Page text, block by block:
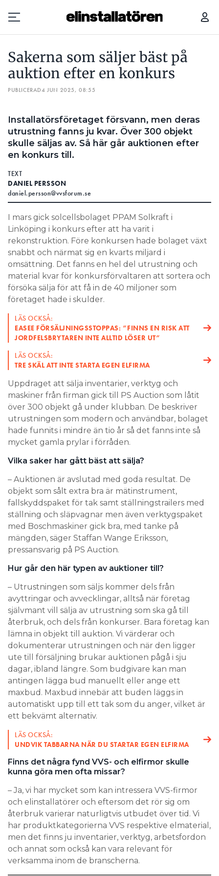
Prenumerera
Hantera prenumeration
Lediga jobb
Annonsera
Läs E-tidningen
Om tidningen
Kontakt
Personuppgifter
Search for:
SEARCH
Sakerna som säljer bäst på
auktion efter en konkurs
PUBLICERAD4 JUN 2025, 08:55
Installatörsföretaget försvann, men deras
utrustning fanns ju kvar. Över 300 objekt
skulle säljas av. Så här går auktionen efter
en konkurs till.
TEXT
DANIEL PERSSON
daniel.persson@vvsforum.se
I mars gick solcellsbolaget PPAM Solkraft i
Linköping i konkurs efter att ha varit i
rekonstruktion. Före konkursen hade bolaget växt
snabbt och närmat sig en kvarts miljard i
omsättning. Det fanns en hel del utrustning och
material kvar för konkursförvaltaren att sortera och
försöka sälja för att få in de 40 miljoner som
företaget hade i skulder.
LÄS OCKSÅ:
EASEE FÖRSÄLJNINGSSTOPPAS: ”FINNS EN RISK ATT
JORDFELSBRYTAREN INTE ALLTID LÖSER UT”
LÄS OCKSÅ:
TRE SKÄL ATT INTE STARTA EGEN ELFIRMA
Uppdraget att sälja inventarier, verktyg och
maskiner från firman gick till PS Auction som låtit
över 300 objekt gå under klubban. De beskriver
utrustningen som modern och användbar, bolaget
hade funnits i mindre än tio år så det fanns inte så
mycket gamla prylar i förråden.
Vilka saker har gått bäst att sälja?
– Auktionen är avslutad med goda resultat. De
objekt som sålt extra bra är mätinstrument,
fallskyddspaket för tak samt ställningstrailers med
ställning och släpvagnar men även verktygspaket
med Boschmaskiner gick bra, med tanke på
mängden, säger Staffan Wange Eriksson,
pressansvarig på PS Auction.
Hur går den här typen av auktioner till?
– Utrustningen som säljs kommer dels från
avyttringar och avvecklingar, alltså när företag
självmant vill sälja av utrustning som ska gå till
återbruk, och dels från konkurser. Bara företag kan
lämna in objekt till auktion. Vi värderar och
dokumenterar utrustningen och när den ligger
ute till försäljning brukar auktionen pågå i sju
dagar, ibland längre. Som budgivare kan man
antingen lägga bud manuellt eller ange ett
maxbud. Maxbud innebär att buden läggs in
automatiskt upp till ett tak som du anger, vilket är
ett bekvämt alternativ.
LÄS OCKSÅ:
UNDVIK TABBARNA NÄR DU STARTAR EGEN ELFIRMA
Finns det några fynd VVS- och elfirmor skulle
kunna göra men ofta missar?
– Ja, vi har mycket som kan intressera VVS-firmor
och elinstallatörer och eftersom det rör sig om
återbruk varierar naturligtvis utbudet över tid. Vi
har produktkategorierna VVS respektive elmaterial,
men det finns ju inventarier, verktyg, arbetsfordon
och annat som också kan vara relevant för
verksamma inom de branscherna.